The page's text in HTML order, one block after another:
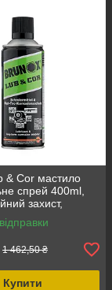
& Cor мастило
спрей 400ml,
захист,
1 462,50 ₴
Купити